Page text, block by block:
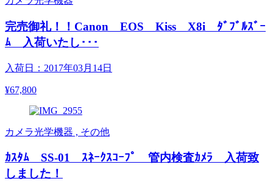
完売御礼！！Canon EOS Kiss X8i ﾀﾞﾌﾞﾙｽﾞｰ
ﾑ 入荷いたし･･･
入荷日：2017年03月14日
¥67,800
カメラ光学機器 , その他
ｶｽﾀﾑ SS-01 ｽﾈｰｸｽｺｰﾌﾟ 管内検査ｶﾒﾗ 入荷致
しました！